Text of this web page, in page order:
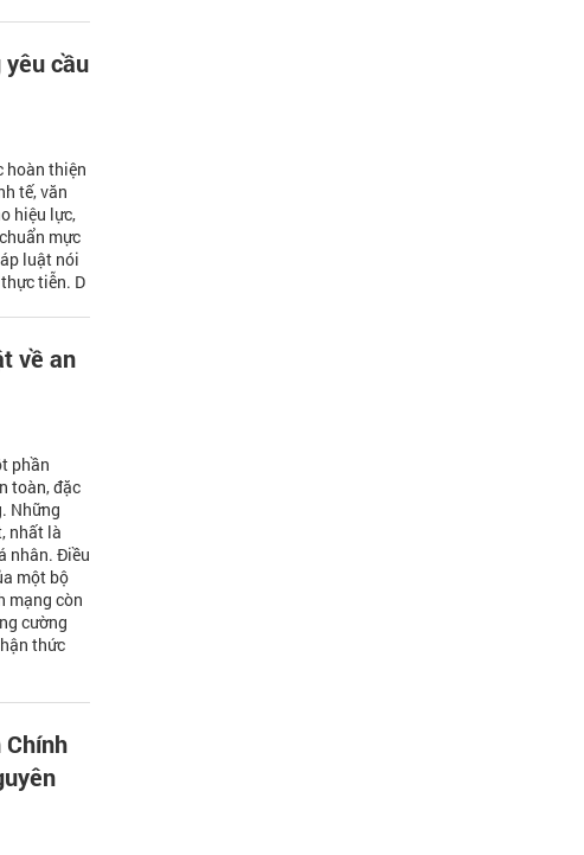
cầu
hoàn thiện
tế, văn
hiệu lực,
mực
luật nói
tiễn. D
về an
phần
toàn, đặc
Những
nhất là
nhân. Điều
một bộ
mạng còn
cường
thức